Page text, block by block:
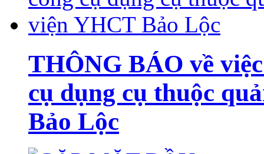
THÔNG BÁO về
cụ dụng cụ thuộc
Bảo Lộc